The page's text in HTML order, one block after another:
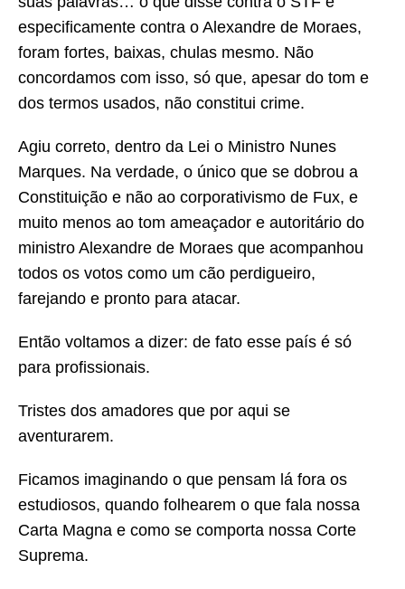
especificamente contra o Alexandre de Moraes,
foram fortes, baixas, chulas mesmo. Não
concordamos com isso, só que, apesar do tom e
dos termos usados, não constitui crime.
Agiu correto, dentro da Lei o Ministro Nunes
Marques. Na verdade, o único que se dobrou a
Constituição e não ao corporativismo de Fux, e
muito menos ao tom ameaçador e autoritário do
ministro Alexandre de Moraes que acompanhou
todos os votos como um cão perdigueiro,
farejando e pronto para atacar.
Então voltamos a dizer: de fato esse país é só
para profissionais.
Tristes dos amadores que por aqui se
aventurarem.
Ficamos imaginando o que pensam lá fora os
estudiosos, quando folhearem o que fala nossa
Carta Magna e como se comporta nossa Corte
Suprema.